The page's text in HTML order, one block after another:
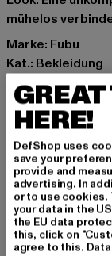
mühelos
Marke: Fubu
Kat.: Bekleidung
Farbe: schwarz
Hersteller
Art.Nr: 6013778-
Hersteller:
Schanzenstraße
GREAT
HERE!
DefShop uses
save your
provide and
advertising. In
or to use
your data in the
the EU data
this, click on
agree to this.